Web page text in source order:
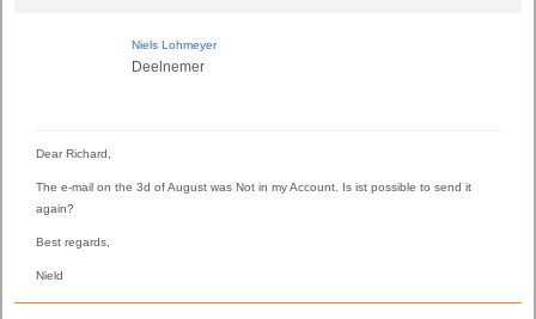
Niels Lohmeyer
Deelnemer
Dear Richard,
The e-mail on the 3d of August was Not in my Account. Is ist possible to send it
again?
Best regards,
Nield